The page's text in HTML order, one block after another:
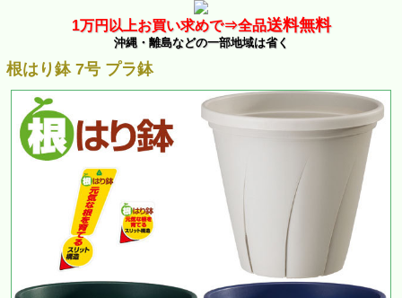
1万円以上お買い求めで⇒全品送料無料
沖縄・離島などの一部地域は省く
根はり鉢 7号 プラ鉢